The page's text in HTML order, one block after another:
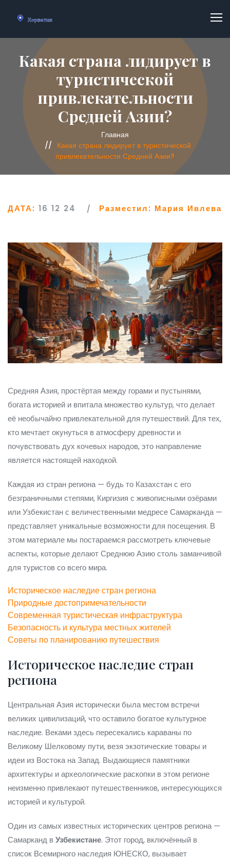
Какая страна лидирует в
туристической
привлекательности
Средней Азии?
Главная
Какая страна лидирует в туристической
привлекательности Средней Азии?
ДАТА: 16 12 24 Разместил: Мария Ивлева
Средняя Азия, простёртая между горами и пустынями,
богата историей и впитала множество культур, что делает
её необычайно привлекательной для путешествий. Для тех,
кто мечтает окунуться в атмосферу древности и
почувствовать дух кочевых народов, это направление
является настоящей находкой.
Каждая из стран региона — будь то Казахстан с его
безграничными степями, Киргизия с живописными озёрами
или Узбекистан с величественными медресе Самарканда —
представляет уникальные возможности для посещения. В
этом материале мы постараемся рассмотреть ключевые
аспекты, которые делают Среднюю Азию столь заманчивой
для туристов со всего мира.
Историческое наследие стран региона
Природные достопримечательности
Современная туристическая инфраструктура
Безопасность и культура местных жителей
Советы по планированию путешествия
Историческое наследие стран
региона
Центральная Азия исторически была местом встречи
великих цивилизаций, что оставило богатое культурное
наследие. Веками здесь пересекались караваны по
Великому Шелковому пути, везя экзотические товары и
идеи из Востока на Запад. Выдающиеся памятники
архитектуры и археологические раскопки в этом регионе
неизменно привлекают путешественников, интересующихся
историей и культурой.
Один из самых известных исторических центров региона —
Самарканд вУзбекистане. Этот город, включённый в
список Всемирного наследия ЮНЕСКО, вызывает